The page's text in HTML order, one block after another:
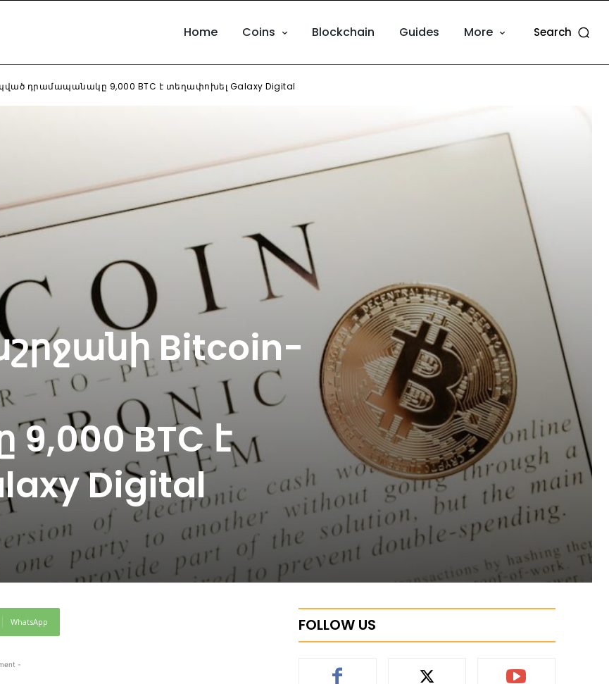
Home Coins Blockchain Guides More Search
դրամապանակը 9,000 BTC է տեղափոխել Galaxy Digital
Bitcoin-
BTC է
Digital
WhatsApp
-
FOLLOW US